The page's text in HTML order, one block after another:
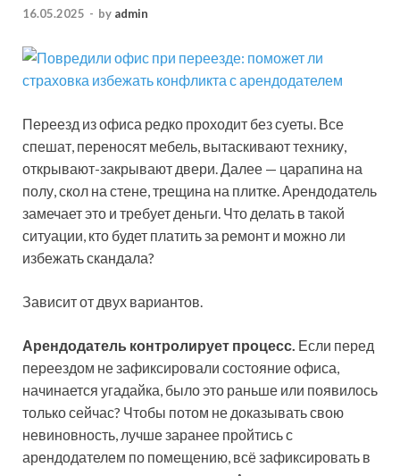
16.05.2025 - by admin
Переезд из офиса редко проходит без суеты. Все
спешат, переносят мебель, вытаскивают технику,
открывают-закрывают двери. Далее — царапина на
полу, скол на стене, трещина на плитке. Арендодатель
замечает это и требует деньги. Что делать в такой
ситуации, кто будет платить за ремонт и можно ли
избежать скандала?
Зависит от двух вариантов.
Арендодатель контролирует процесс. Если перед
переездом не зафиксировали состояние офиса,
начинается угадайка, было это раньше или появилось
только сейчас? Чтобы потом не доказывать свою
невиновность, лучше заранее пройтись с
арендодателем по помещению, всё зафиксировать в